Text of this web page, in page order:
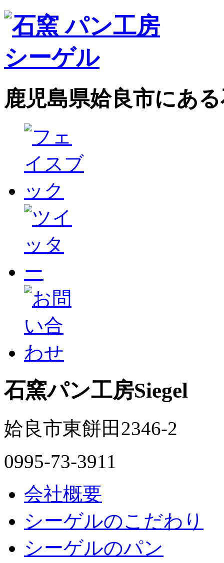
鹿児島県姶良市にあ
石窯パン工房Siegel
姶良市東餅田2346-2
0995-73-3911
会社概要
シーゲルのこだわり
シーゲルのパン